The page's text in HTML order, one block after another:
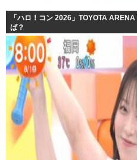
「ハロ！コン 2026」TOYOTA
ば？